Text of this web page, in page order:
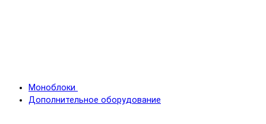
Моноблоки
Дополнительное оборудование